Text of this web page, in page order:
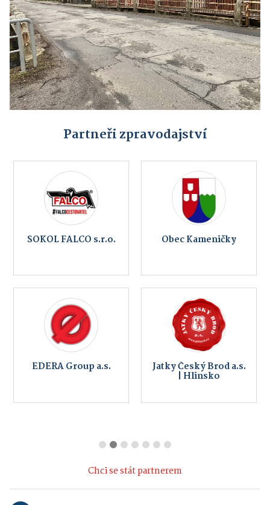
Partneři zpravodajství
SOKOL FALCO s.r.o. Obec Kameničky
EDERA Group a.s. Jatky Český Brod a.s.
| Hlinsko
Chci se stát partnerem